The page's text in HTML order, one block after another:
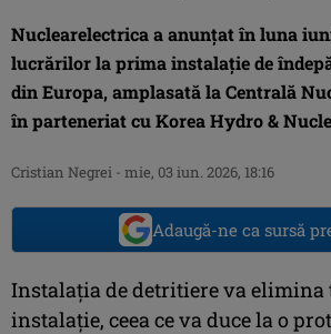
Nuclearelectrica a anunțat în luna
lucrărilor la prima instalație de
din Europa, amplasată la Centrală
în parteneriat cu Korea Hydro &
Cristian Negrei - mie, 03 iun. 2026, 18:16
Adaugă-ne ca sursă
Instalația de detritiere va
instalație, ceea ce va duce la o